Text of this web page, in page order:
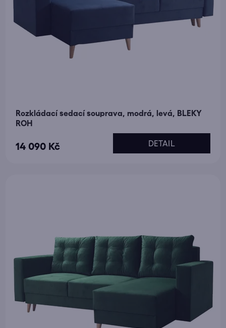
Rozkládací sedací souprava, modrá, levá, BLEKY
ROH
14 090 Kč DETAIL